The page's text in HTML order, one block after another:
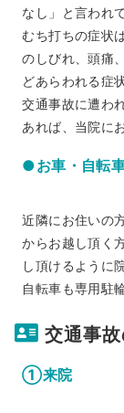
なし」と言われ
むち打ちの症状
のしびれ、頭痛
どあらわれる症
交通事故に遭わ
あれば、当院に
●お車・自転
近隣にお住いの
からお越し頂く
し頂けるように
自転車も専用駐
交通事
①来院